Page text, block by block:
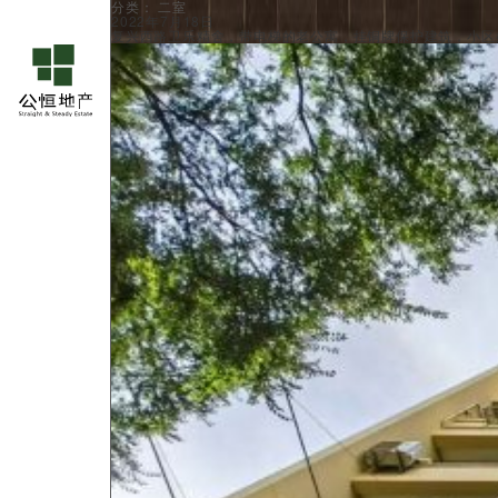
分类：二室
2022年7月18日
复兴西路卫乐精舍，带电梯的老公寓，挂铜牌保护建筑，小